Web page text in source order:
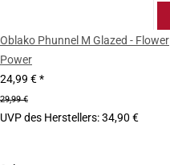
Oblako Phunnel M Glazed - Flower
Power
24,99 €*
29,99 €
UVP des Herstellers:34,90 €